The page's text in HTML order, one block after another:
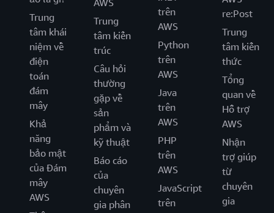
Trung
tâm khái
niệm về
điện
toán
đám
mây
Khả
năng
bảo mật
của Đám
mây
AWS
AWS
Trung
tâm kiến
trúc
Câu hỏi
thường
gặp về
sản
phẩm và
kỹ thuật
Báo cáo
của
chuyên
gia phân
trên
AWS
Python
trên
AWS
Java
trên
AWS
PHP
trên
AWS
JavaScript
trên
re:Post
Trung
tâm kiến
thức
Tổng
quan về
Hỗ trợ
AWS
Nhận
trợ giúp
từ
chuyên
gia